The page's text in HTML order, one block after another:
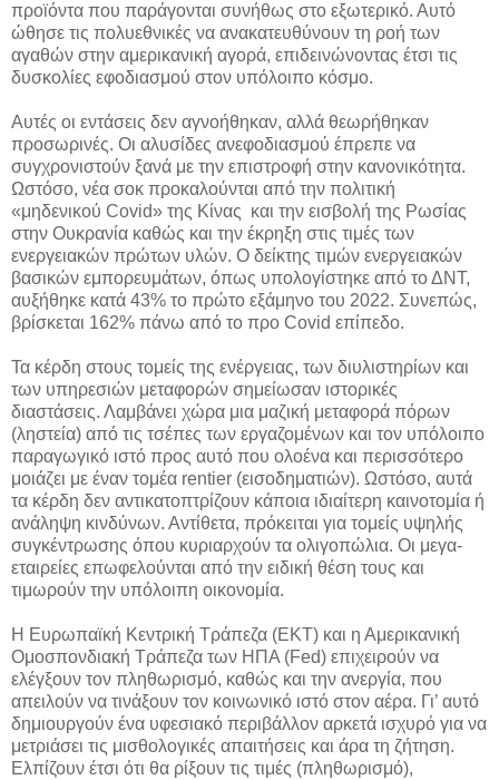
προϊόντα που παράγονται συνήθως στο εξωτερικό. Αυτό
ώθησε τις πολυεθνικές να ανακατευθύνουν τη ροή των
αγαθών στην αμερικανική αγορά, επιδεινώνοντας έτσι τις
δυσκολίες εφοδιασμού στον υπόλοιπο κόσμο.
Αυτές οι εντάσεις δεν αγνοήθηκαν, αλλά θεωρήθηκαν
προσωρινές. Οι αλυσίδες ανεφοδιασμού έπρεπε να
συγχρονιστούν ξανά με την επιστροφή στην κανονικότητα.
Ωστόσο, νέα σοκ προκαλούνται από την πολιτική
«μηδενικού Covid» της Κίνας και την εισβολή της Ρωσίας
στην Ουκρανία καθώς και την έκρηξη στις τιμές των
ενεργειακών πρώτων υλών. Ο δείκτης τιμών ενεργειακών
βασικών εμπορευμάτων, όπως υπολογίστηκε από το ΔΝΤ,
αυξήθηκε κατά 43% το πρώτο εξάμηνο του 2022. Συνεπώς,
βρίσκεται 162% πάνω από το προ Covid επίπεδο.
Τα κέρδη στους τομείς της ενέργειας, των διυλιστηρίων και
των υπηρεσιών μεταφορών σημείωσαν ιστορικές
διαστάσεις. Λαμβάνει χώρα μια μαζική μεταφορά πόρων
(ληστεία) από τις τσέπες των εργαζομένων και τον υπόλοιπο
παραγωγικό ιστό προς αυτό που ολοένα και περισσότερο
μοιάζει με έναν τομέα rentier (εισοδηματιών). Ωστόσο, αυτά
τα κέρδη δεν αντικατοπτρίζουν κάποια ιδιαίτερη καινοτομία ή
ανάληψη κινδύνων. Αντίθετα, πρόκειται για τομείς υψηλής
συγκέντρωσης όπου κυριαρχούν τα ολιγοπώλια. Οι μεγα-
εταιρείες επωφελούνται από την ειδική θέση τους και
τιμωρούν την υπόλοιπη οικονομία.
Η Ευρωπαϊκή Κεντρική Τράπεζα (ΕΚΤ) και η Αμερικανική
Ομοσπονδιακή Τράπεζα των ΗΠΑ (Fed) επιχειρούν να
ελέγξουν τον πληθωρισμό, καθώς και την ανεργία, που
απειλούν να τινάξουν τον κοινωνικό ιστό στον αέρα. Γι’ αυτό
δημιουργούν ένα υφεσιακό περιβάλλον αρκετά ισχυρό για να
μετριάσει τις μισθολογικές απαιτήσεις και άρα τη ζήτηση.
Ελπίζουν έτσι ότι θα ρίξουν τις τιμές (πληθωρισμό),